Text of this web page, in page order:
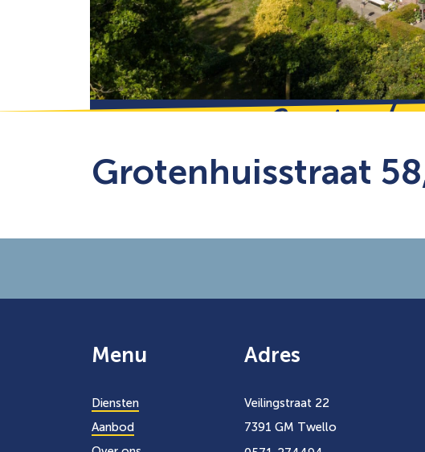
Grotenhuisstraat
Menu
Diensten
Aanbod
Adres
Veilingstraat 22
7391 GM Twello